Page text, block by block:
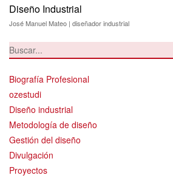
Diseño Industrial
José Manuel Mateo | diseñador industrial
Biografía Profesional
ozestudi
Diseño industrial
Metodología de diseño
Gestión del diseño
Divulgación
Proyectos